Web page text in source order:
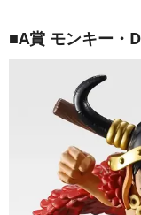
■A賞 モンキー・